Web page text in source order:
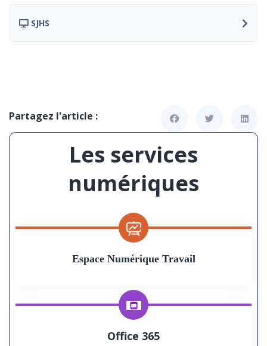
SJHS
Partagez l'article :
Les services
numériques
Espace Numérique Travail
Office 365